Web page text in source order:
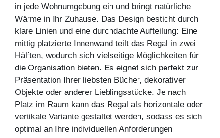
in jede Wohnumgebung ein und bringt natürliche
Wärme in Ihr Zuhause. Das Design besticht durch
klare Linien und eine durchdachte Aufteilung: Eine
mittig platzierte Innenwand teilt das Regal in zwei
Hälften, wodurch sich vielseitige Möglichkeiten für
die Organisation bieten. Es eignet sich perfekt zur
Präsentation Ihrer liebsten Bücher, dekorativer
Objekte oder anderer Lieblingsstücke. Je nach
Platz im Raum kann das Regal als horizontale oder
vertikale Variante gestaltet werden, sodass es sich
optimal an Ihre individuellen Anforderungen